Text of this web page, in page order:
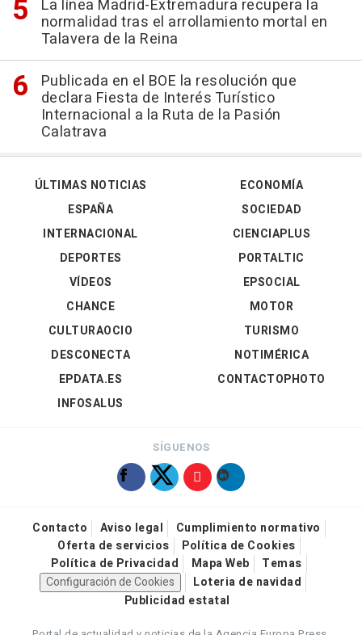
La línea Madrid-Extremadura recupera la
normalidad tras el arrollamiento mortal en
Talavera de la Reina
Publicada en el BOE la resolución que
declara Fiesta de Interés Turístico
Internacional a la Ruta de la Pasión
Calatrava
ÚLTIMAS NOTICIAS
ESPAÑA
INTERNACIONAL
DEPORTES
VÍDEOS
ECONOMÍA
SOCIEDAD
CIENCIAPLUS
PORTALTIC
EPSOCIAL
CHANCE
CULTURAOCIO
DESCONECTA
EPDATA.ES
INFOSALUS
MOTOR
TURISMO
NOTIMÉRICA
CONTACTOPHOTO
SÍGUENOS
Contacto Aviso legal
Cumplimiento normativo
Oferta de servicios
Política de Cookies
Política de Privacidad
Mapa Web
Temas
Configuración de Cookies
Loteria de navidad
Publicidad estatal